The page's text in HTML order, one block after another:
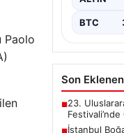
Paolo
BTC
Son
■23.
■İstanbul